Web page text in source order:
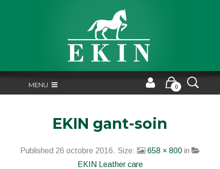
MENU 0
EKIN gant-soin
Published 26 octobre 2016. Size: 658 × 800 in
EKIN Leather care